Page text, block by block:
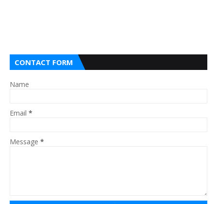
CONTACT FORM
Name
Email *
Message *